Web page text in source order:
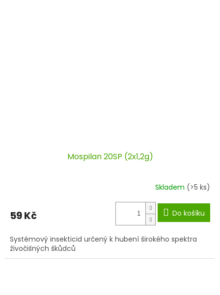
Mospilan 20SP (2x1,2g)
Skladem (>5 ks)
59 Kč Do košíku
Systémový insekticid určený k hubení širokého spektra
živočišných škůdců